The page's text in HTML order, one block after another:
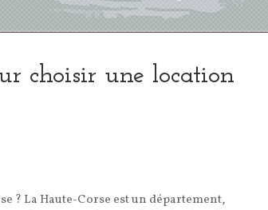
choisir une location
? La Haute-Corse est un département,